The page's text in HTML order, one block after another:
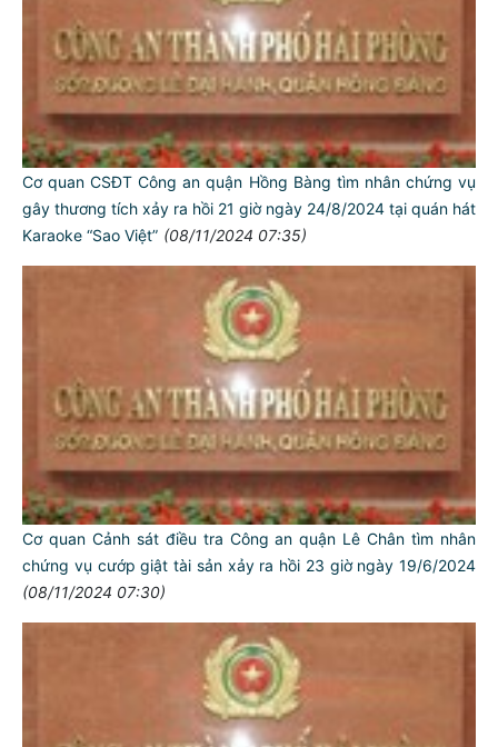
Cơ quan CSĐT Công an quận Hồng Bàng tìm nhân chứng vụ
gây thương tích xảy ra hồi 21 giờ ngày 24/8/2024 tại quán hát
Karaoke “Sao Việt” (08/11/2024 07:35)
Cơ quan Cảnh sát điều tra Công an quận Lê Chân tìm nhân
chứng vụ cướp giật tài sản xảy ra hồi 23 giờ ngày 19/6/2024
(08/11/2024 07:30)